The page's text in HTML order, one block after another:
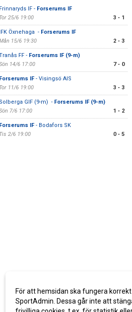
IF - Forserums IF
Tor 25/6 19:00
3 - 1
Öxnehaga - Forserums IF
15/6 19:30
2 - 3
FF - Forserums IF (9-m)
14/6 17:00
7 - 0
IF- Visingsö AIS
Tor 11/6 19:00
3 - 3
GIF (9-m) - Forserums IF (9-m)
7/6 17:00
1 - 2
IF- Bodafors SK
Tis 2/6 19:00
0 - 5
För att hemsidan ska fungera
SportAdmin. Dessa går inte att